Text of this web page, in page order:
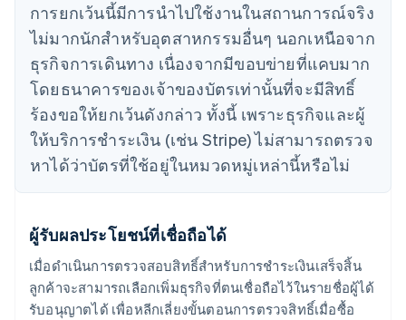
การยกเว้นนี้มีการนำไปใช้งานในสถานการณ์จริง
ไม่มากนักสำหรับอุตสาหกรรมอื่นๆ นอกเหนือจาก
ธุรกิจการเดินทาง เนื่องจากมีขอบข่ายที่แคบมาก
โดยธนาคารของเจ้าของบัตรเท่านั้นที่จะมีสิทธิ์
ร้องขอให้ยกเว้นดังกล่าว ทั้งนี้ เพราะธุรกิจและผู้
ให้บริการชำระเงิน (เช่น Stripe) ไม่สามารถตรวจ
หาได้ว่าบัตรที่ใช้อยู่ในหมวดหมู่เหล่านี้หรือไม่
ผู้รับผลประโยชน์ที่เชื่อถือได้
เมื่อดำเนินการตรวจสอบสิทธิ์สำหรับการชำระเงินเสร็จสิ้น
ลูกค้าจะสามารถเลือกเพิ่มธุรกิจที่ตนเชื่อถือไว้ในรายชื่อผู้ได้
รับอนุญาตได้ เพื่อหลีกเลี่ยงขั้นตอนการตรวจสิทธิ์เมื่อซื้อ